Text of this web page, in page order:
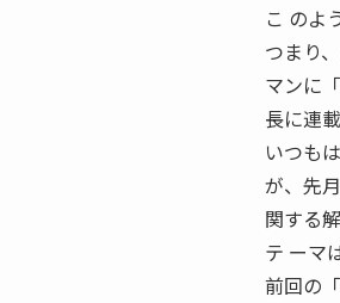
こ のよ
つまり
マンに
長に連
いつも
が、先
関する
テ ーマ
前回の